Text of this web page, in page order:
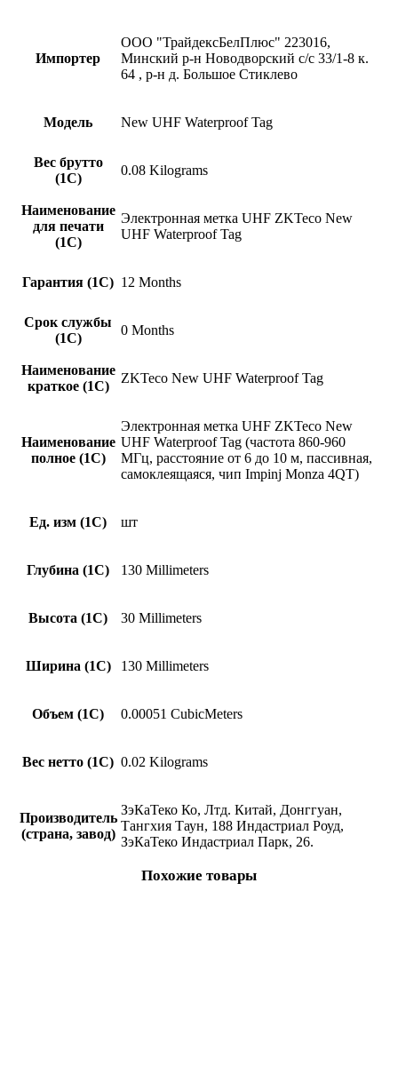
Импортер
ООО "ТрайдексБелПлюс" 223016,
Минский р-н Новодворский с/с 33/1-8 к.
64 , р-н д. Большое Стиклево
Модель New UHF Waterproof Tag
Вес брутто
(1С)
0.08 Kilograms
Наименование
для печати
(1С)
Электронная метка UHF ZKTeco New
UHF Waterproof Tag
Гарантия (1С) 12 Months
Срок службы
(1С)
0 Months
Наименование
краткое (1C)
ZKTeco New UHF Waterproof Tag
Наименование
полное (1С)
Электронная метка UHF ZKTeco New
UHF Waterproof Tag (частота 860-960
МГц, расстояние от 6 до 10 м, пассивная,
самоклеящаяся, чип Impinj Monza 4QT)
Ед. изм (1С) шт
Глубина (1С) 130 Millimeters
Высота (1С) 30 Millimeters
Ширина (1С) 130 Millimeters
Объем (1С) 0.00051 CubicMeters
Вес нетто (1С) 0.02 Kilograms
Производитель
(страна, завод)
ЗэКаТеко Ко, Лтд. Китай, Донггуан,
Тангхия Таун, 188 Индастриал Роуд,
ЗэКаТеко Индастриал Парк, 26.
Похожие товары